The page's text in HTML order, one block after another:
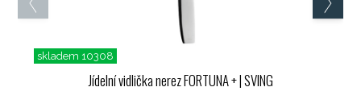
skladem 10308
Jídelní vidlička nerez FORTUNA +| SVING